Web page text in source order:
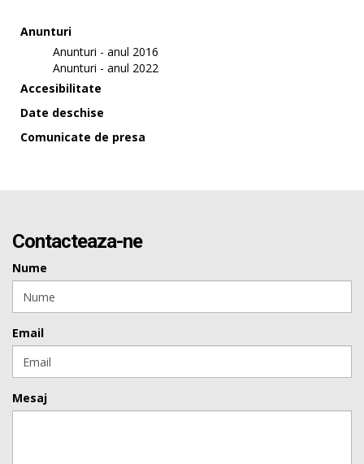
Anunturi
Anunturi - anul 2016
Anunturi - anul 2022
Accesibilitate
Date deschise
Comunicate de presa
Contacteaza-ne
Nume
Email
Mesaj